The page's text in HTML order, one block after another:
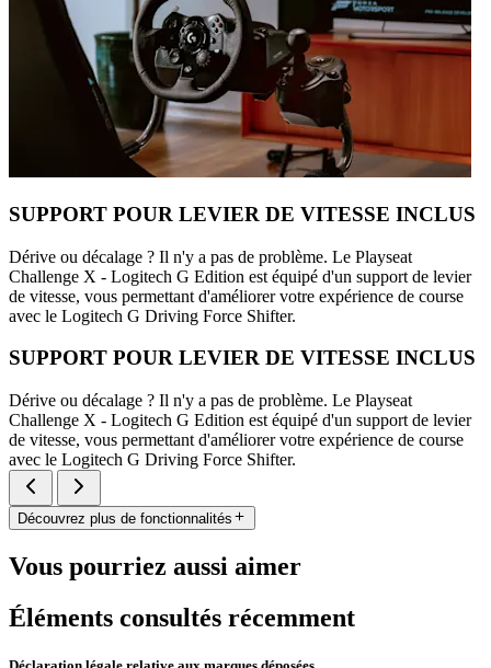
SUPPORT POUR LEVIER DE VITESSE INCLUS
Dérive ou décalage ? Il n'y a pas de problème. Le Playseat
Challenge X - Logitech G Edition est équipé d'un support de levier
de vitesse, vous permettant d'améliorer votre expérience de course
avec le Logitech G Driving Force Shifter.
SUPPORT POUR LEVIER DE VITESSE INCLUS
Dérive ou décalage ? Il n'y a pas de problème. Le Playseat
Challenge X - Logitech G Edition est équipé d'un support de levier
de vitesse, vous permettant d'améliorer votre expérience de course
avec le Logitech G Driving Force Shifter.
Découvrez plus de fonctionnalités
Vous pourriez aussi aimer
Éléments consultés récemment